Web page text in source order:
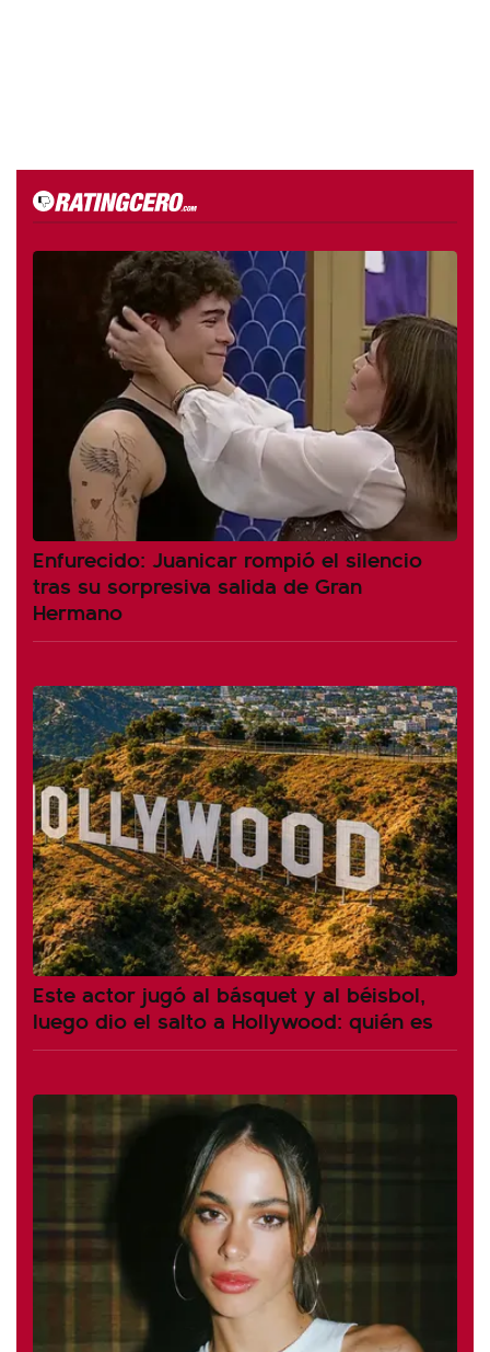
Enfurecido: Juanicar rompió el silencio
tras su sorpresiva salida de Gran
Hermano
Este actor jugó al básquet y al béisbol,
luego dio el salto a Hollywood: quién es